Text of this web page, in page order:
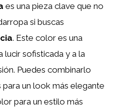
es una pieza clave que no
si buscas
. Este color es una
sofisticada y a la
Puedes combinarlo
un look más elegante
para un estilo más